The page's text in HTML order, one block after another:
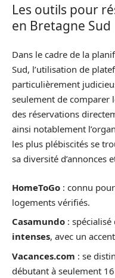
Les outils pour
en Bretagne Sud
Dans le cadre de la
Sud, l’utilisation de
particulièrement
seulement de comparer
des réservations
ainsi notablement
les plus plébiscités se
sa diversité d’annonces
HomeToGo : connu
logements vérifiés.
Casamundo : spécialisé
intenses, avec un
Vacances.com : se
débutant à seulement